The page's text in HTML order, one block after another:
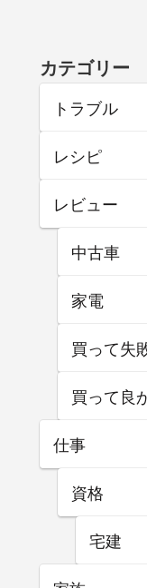
カテゴリー
トラブル
レシピ
レビュー
中古車
家電
買って失
買って良
仕事
資格
宅建